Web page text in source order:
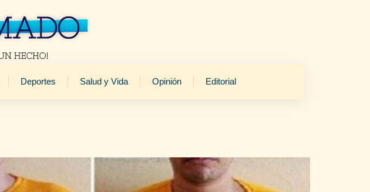
Deportes Salud y Vida Opinión Editorial